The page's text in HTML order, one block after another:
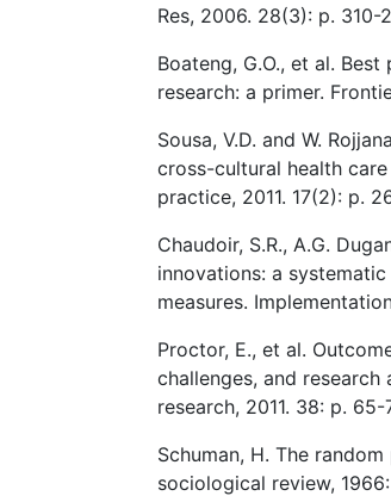
Res, 2006. 28(3): p. 310-
Boateng, G.O., et al.
research: a primer.
Sousa, V.D. and W.
cross-cultural health
practice, 2011. 17(2): p.
Chaudoir, S.R., A.G.
innovations: a
measures.
Proctor, E., et al.
challenges, and
research, 2011. 38: p.
Schuman, H. The
sociological review,